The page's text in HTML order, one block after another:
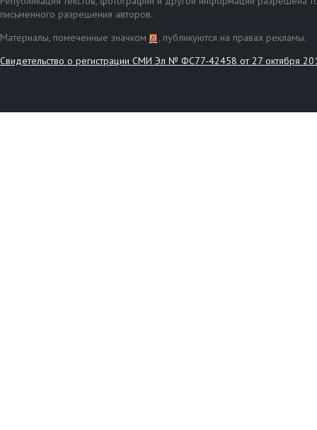
письменного разрешения авторов.
Материалы, помеченные значком
, публикуются на правах рекламы.
Свидетельство о регистрации СМИ Эл № ФС77-42458 от 27 октября